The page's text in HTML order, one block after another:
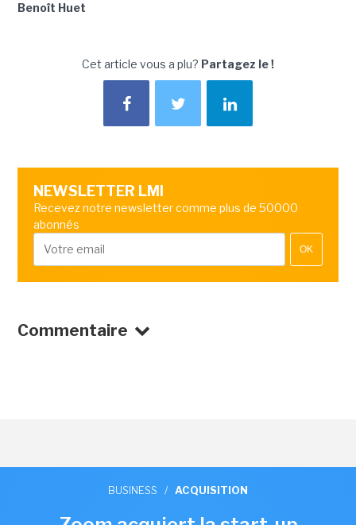
Benoît Huet
Cet article vous a plu? Partagez le !
NEWSLETTER LMI
Recevez notre newsletter comme plus de 50000
abonnés
OK
Commentaire
BUSINESS / ACQUISITION